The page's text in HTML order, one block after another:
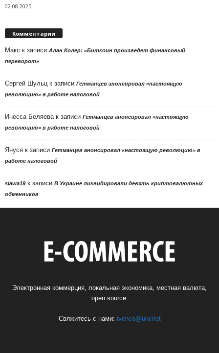
02.08.2025
Комментарии
Макс к записи Алан Колер: «Биткоин произведет финансовый
переворот»
Сергей Шульцк записи Гетманцев анонсировал «настоящую
революцию» в работе налоговой
Инесса Беляевак записи Гетманцев анонсировал «настоящую
революцию» в работе налоговой
Януся к записи Гетманцев анонсировал «настоящую революцию» в
работе налоговой
slawa19 к записи В Украине ликвидировали девять криптовалютных
обменников
Электронная коммерция, локальная экономика, местная валюта,
open source.
Свяжитесь с нами: ivenco@ukr.net